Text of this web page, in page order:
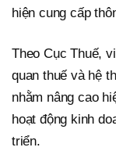
hiện cung cấp
Theo Cục Thuế,
quan thuế và hệ
nhằm nâng cao
hoạt động kinh
triển.